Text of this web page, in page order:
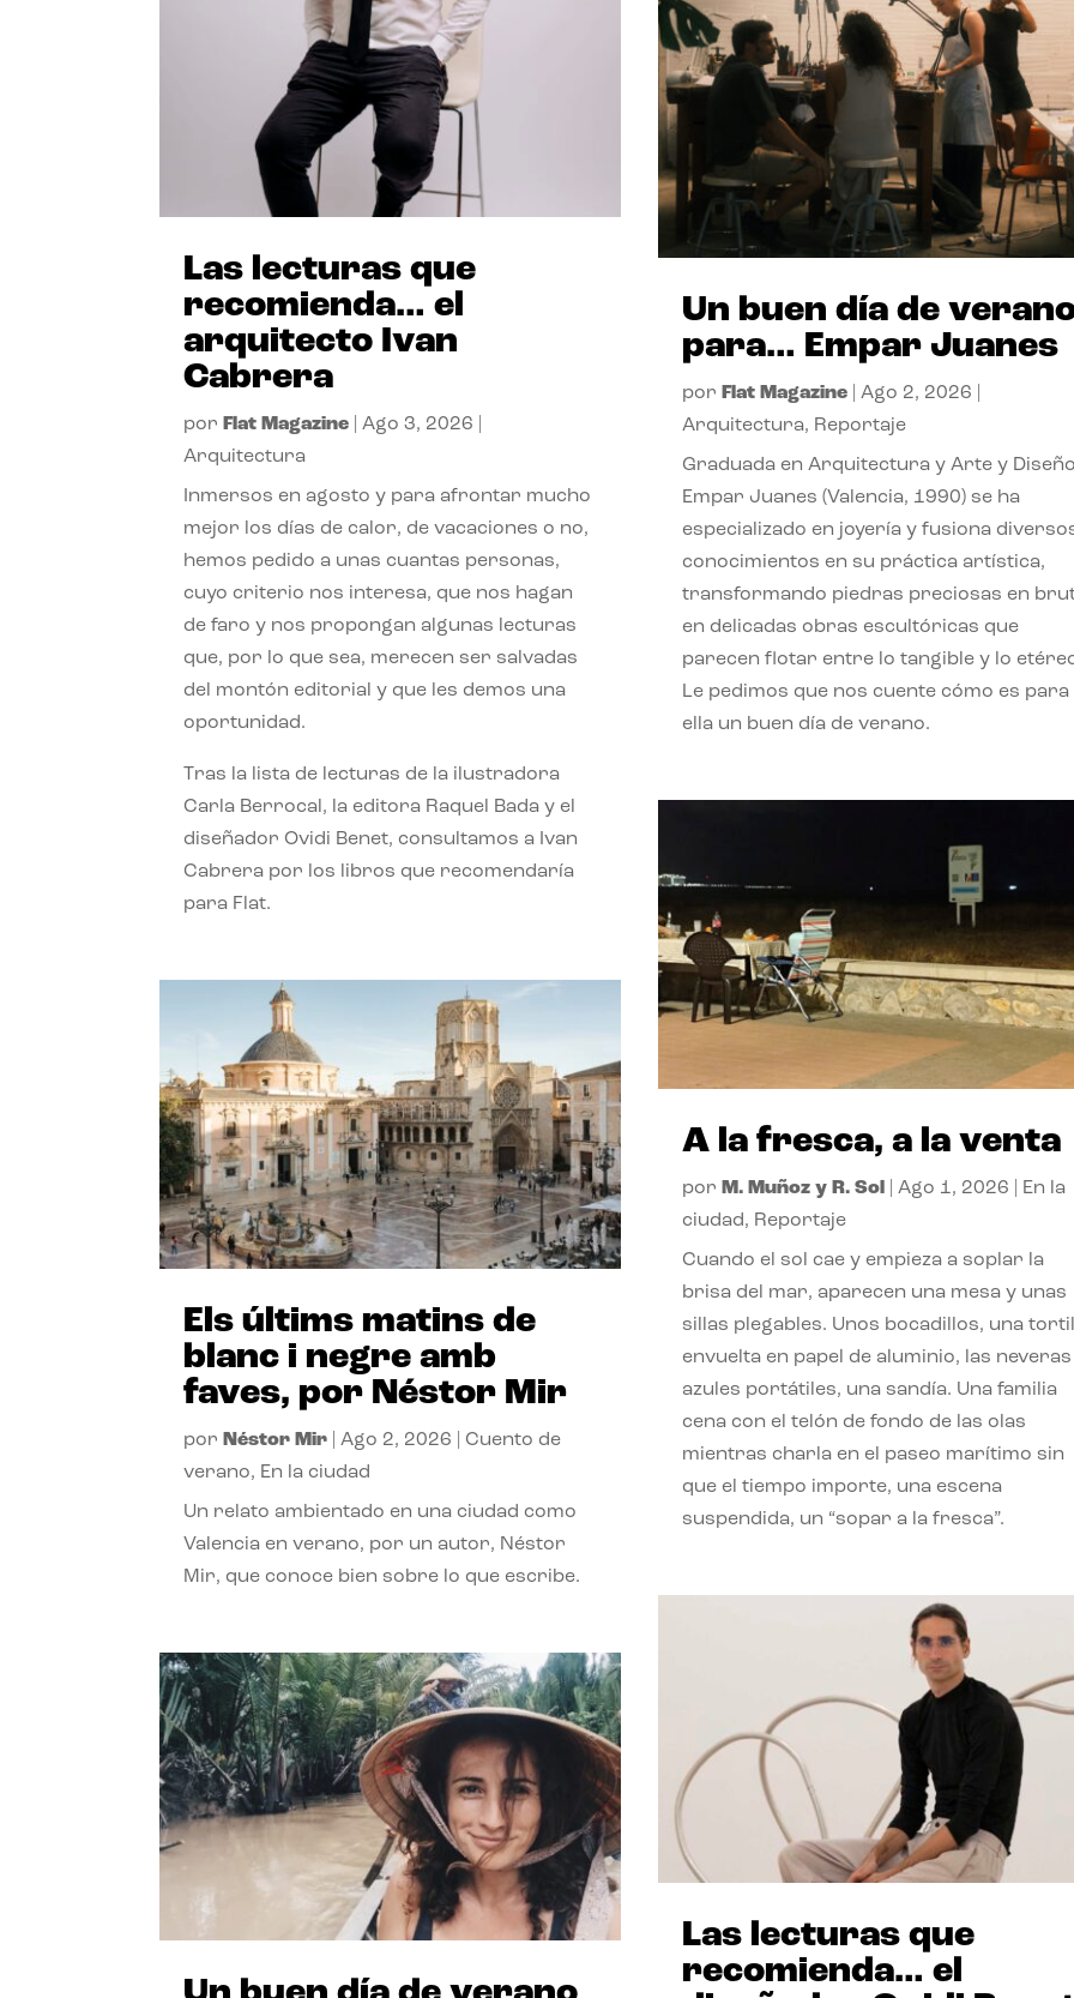
Las lecturas que
recomienda… el
arquitecto Ivan
Cabrera
por Flat Magazine |Ago 3, 2026
Arquitectura
Inmersos en agosto y para afrontar mucho
mejor los días de calor, de vacaciones o no,
hemos pedido a unas cuantas personas,
cuyo criterio nos interesa, que nos hagan
de faro y nos propongan algunas lecturas
que, por lo que sea, merecen ser salvadas
del montón editorial y que les demos una
oportunidad.
Tras la lista de lecturas de la ilustradora
Carla Berrocal, la editora Raquel Bada y el
diseñador Ovidi Benet, consultamos a Ivan
Cabrera por los libros que recomendaría
para Flat.
Els últims matins de
blanc i negre amb
faves, por Néstor Mir
por Néstor Mir |Ago 2, 2026 |Cuento de
verano, En la ciudad
Un relato ambientado en una ciudad como
Valencia en verano, por un autor, Néstor
Mir, que conoce bien sobre lo que escribe.
Un buen día de
para… Empar Juanes
por Flat Magazine| Ago 2, 2026
Arquitectura, Reportaje
Graduada en Arquitectura y Arte y
Empar Juanes (Valencia, 1990) se ha
especializado en joyería y fusiona
conocimientos en su práctica artística,
transformando piedras preciosas en
en delicadas obras escultóricas que
parecen flotar entre lo tangible y lo
Le pedimos que nos cuente cómo es para
ella un buen día de verano.
A la fresca, a la venta
por M. Muñoz y R. Sol Ago 1, 2026
En la
ciudad, Reportaje
Cuando el sol cae y empieza a soplar la
brisa del mar, aparecen una mesa y unas
sillas plegables. Unos bocadillos, una
envuelta en papel de aluminio, las neveras
azules portátiles, una sandía. Una familia
cena con el telón de fondo de las olas
mientras charla en el paseo marítimo sin
que el tiempo importe, una escena
suspendida, un “sopar a la fresca”.
Las lecturas que
recomienda… el